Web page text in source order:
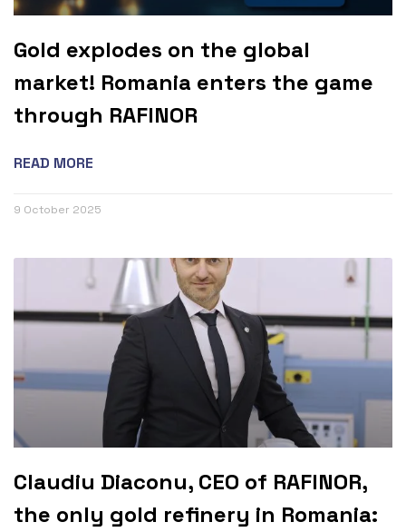
Gold explodes on the global
market! Romania enters the game
through RAFINOR
READ MORE
9 October 2025
Claudiu Diaconu, CEO of RAFINOR,
the only gold refinery in Romania: